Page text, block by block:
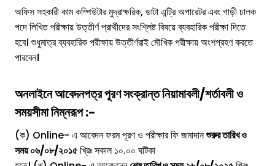
অফিস সহকারী কাম কম্পিউটার মুদ্রাক্ষরিক, ডাটা এন্ট্রি অপারেটর এবং গাড়ী চালক
পদে লিখিত পরীক্ষায় উত্তীর্ণ প্রার্থীদের সংশ্লিষ্ট বিষয়ে ব্যবহারিক পরীক্ষা দিতে
হবে। শুধুমাত্র ব্যবহারিক পরীক্ষায় উত্তীর্ণরাই মৌখিক পরীক্ষায় অংশগ্রহণ করতে
পারবেন।
অনলাইনে আবেদনপত্র পূরণ সংক্রান্ত নিয়ামাবলী/শর্তাবলী ও
সময়সীমা নিম্নরূপ :-
(ক) Online- এ আবেদন ফরম পূরণ ও পরীক্ষার ফি জমাদানশুরুর তারিখ ও
সময় ০৬/০৮/২০১৫খ্রিঃ সকাল ১০.০০ ঘটিকা